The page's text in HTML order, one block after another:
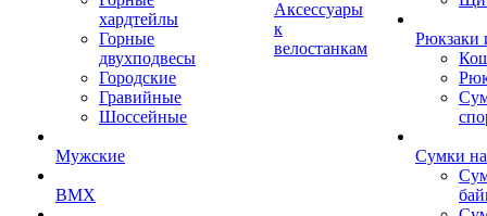
хардтейлы
Горные
двухподвесы
Городские
Гравийные
Шоссейные
Мужские
BMX
Аксессуары
к
велостанкам
Рюкзаки
Сумки